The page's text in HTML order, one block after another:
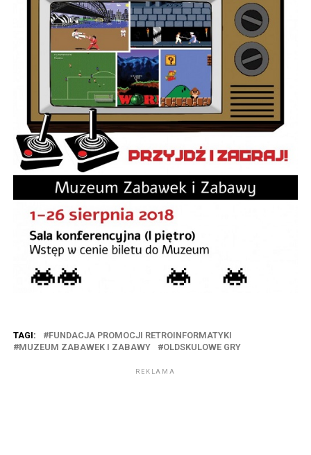
TAGI:
FUNDACJA PROMOCJI RETROINFORMATYKI
MUZEUM ZABAWEK I ZABAWY
OLDSKULOWE GRY
REKLAMA